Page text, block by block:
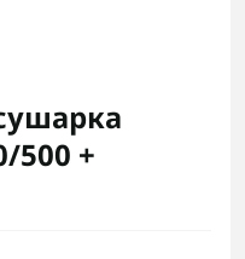
500 +